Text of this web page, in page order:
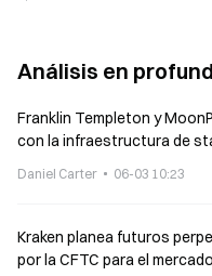
Análisis en
Franklin Templeton y
con la infraestructura de
Daniel Carter 06-03 10:23
Kraken planea futuros
por la CFTC para el mercado